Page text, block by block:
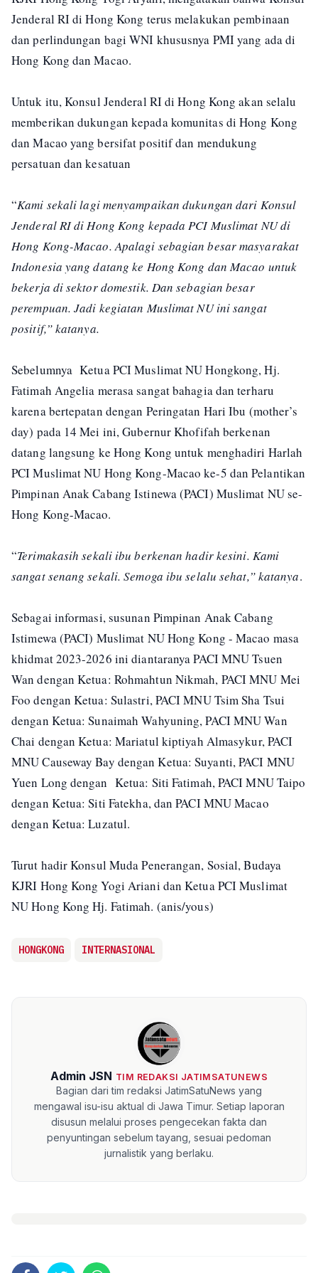
Jenderal RI di Hong Kong terus melakukan pembinaan
dan perlindungan bagi WNI khususnya PMI yang ada di
Hong Kong dan Macao.
Untuk itu, Konsul Jenderal RI di Hong Kong akan selalu
memberikan dukungan kepada komunitas di Hong Kong
dan Macao yang bersifat positif dan mendukung
persatuan dan kesatuan
“Kami sekali lagi menyampaikan dukungan dari Konsul
Jenderal RI di Hong Kong kepada PCI Muslimat NU di
Hong Kong-Macao. Apalagi sebagian besar masyarakat
Indonesia yang datang ke Hong Kong dan Macao untuk
bekerja di sektor domestik. Dan sebagian besar
perempuan. Jadi kegiatan Muslimat NU ini sangat
positif,” katanya.
Sebelumnya Ketua PCI Muslimat NU Hongkong, Hj.
Fatimah Angelia merasa sangat bahagia dan terharu
karena bertepatan dengan Peringatan Hari Ibu (mother’s
day) pada 14 Mei ini, Gubernur Khofifah berkenan
datang langsung ke Hong Kong untuk menghadiri Harlah
PCI Muslimat NU Hong Kong-Macao ke-5 dan Pelantikan
Pimpinan Anak Cabang Istinewa (PACI) Muslimat NU se-
Hong Kong-Macao.
“Terimakasih sekali ibu berkenan hadir kesini. Kami
sangat senang sekali. Semoga ibu selalu sehat,” katanya.
Sebagai informasi, susunan Pimpinan Anak Cabang
Istimewa (PACI) Muslimat NU Hong Kong - Macao masa
khidmat 2023-2026 ini diantaranya PACI MNU Tsuen
Wan dengan Ketua: Rohmahtun Nikmah, PACI MNU Mei
Foo dengan Ketua: Sulastri, PACI MNU Tsim Sha Tsui
dengan Ketua: Sunaimah Wahyuning, PACI MNU Wan
Chai dengan Ketua: Mariatul kiptiyah Almasykur, PACI
MNU Causeway Bay dengan Ketua: Suyanti, PACI MNU
Yuen Long dengan Ketua: Siti Fatimah, PACI MNU Taipo
dengan Ketua: Siti Fatekha, dan PACI MNU Macao
dengan Ketua: Luzatul.
Turut hadir Konsul Muda Penerangan, Sosial, Budaya
KJRI Hong Kong Yogi Ariani dan Ketua PCI Muslimat
NU Hong Kong Hj. Fatimah. (anis/yous)
HONGKONG INTERNASIONAL
Admin JSN TIM REDAKSI JATIMSATUNEWS
Bagian dari tim redaksi JatimSatuNews yang
mengawal isu-isu aktual di Jawa Timur. Setiap laporan
disusun melalui proses pengecekan fakta dan
penyuntingan sebelum tayang, sesuai pedoman
jurnalistik yang berlaku.